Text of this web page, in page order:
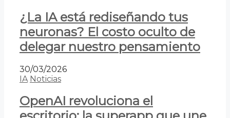
¿La IA está rediseñando tus
neuronas? El costo oculto de
delegar nuestro pensamiento
30/03/2026
IA Noticias
OpenAI revoluciona el